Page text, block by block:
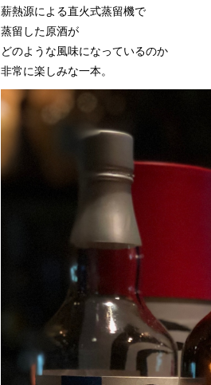
薪熱源による直火式蒸留機で
蒸留した原酒が
どのような風味になっているのか
非常に楽しみな一本。